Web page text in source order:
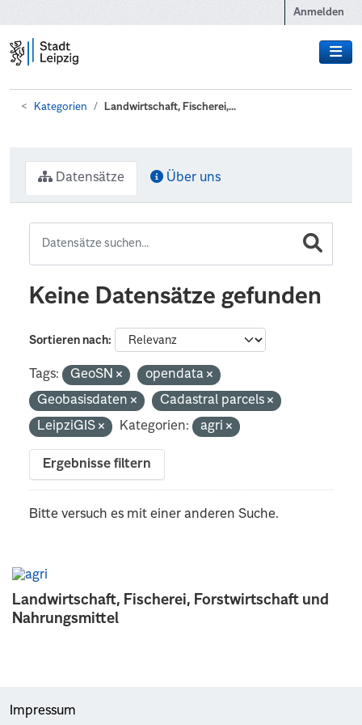
Anmelden
Kategorien Landwirtschaft, Fischerei,...
Landwirtschaft, Fischerei, Forstwirtschaft und
Nahrungsmittel
Datensätze Über uns
Keine Datensätze gefunden
Sortieren nach
Tags: GeoSN
opendata
Geobasisdaten
Cadastral parcels
LeipziGIS
Kategorien: agri
Ergebnisse filtern
Bitte versuch es mit einer anderen Suche.
Impressum